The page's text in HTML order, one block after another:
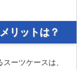
リットは？
ーツケースは、